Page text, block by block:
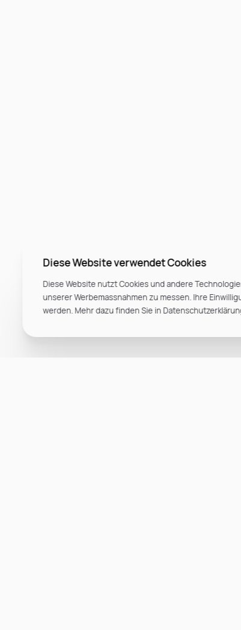
Diese Website verwendet Cookies
Diese Website nutzt Cookies und andere
unserer Werbemassnahmen zu messen. Ihre
werden. Mehr dazu finden Sie in